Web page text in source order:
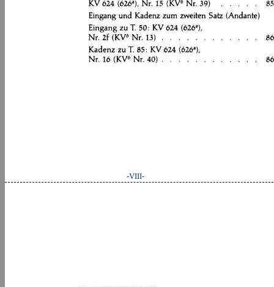
-VIII-